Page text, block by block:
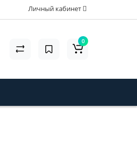
Личный кабинет
0